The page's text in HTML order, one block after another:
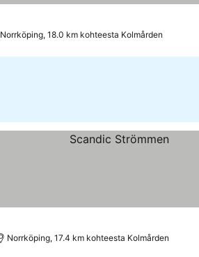
Norrköping, 18.0 km kohteesta Kolmården
Norrköping, 17.4 km kohteesta Kolmården